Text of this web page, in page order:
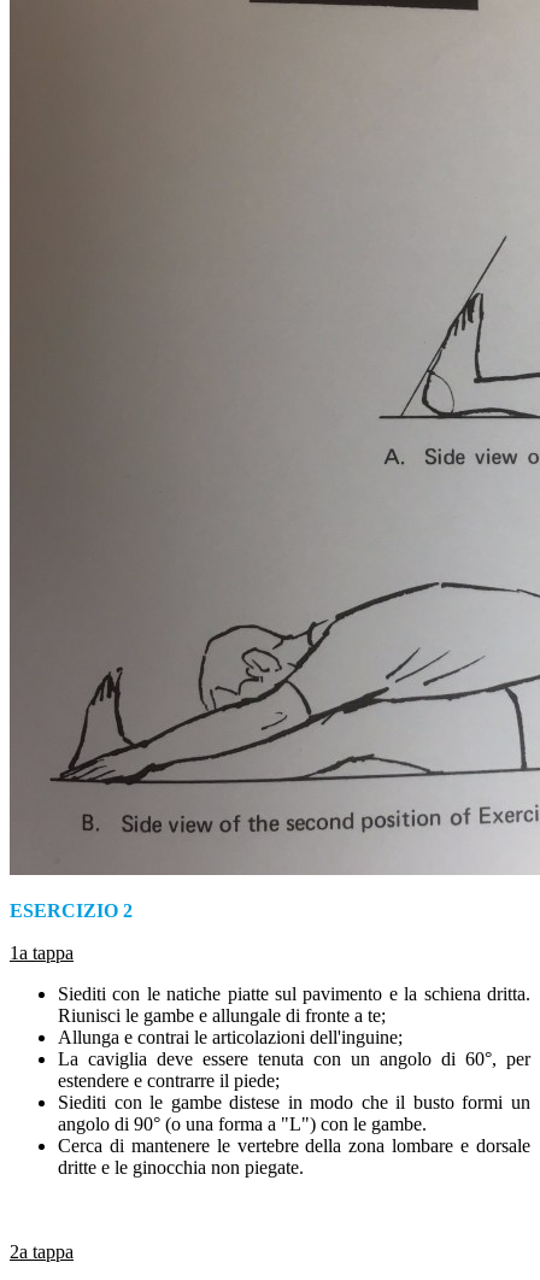
ESERCIZIO 2
1a tappa
Siediti con le natiche piatte sul pavimento e la schiena dritta.
Riunisci le gambe e allungale di fronte a te;
Allunga e contrai le articolazioni dell'inguine;
La caviglia deve essere tenuta con un angolo di 60°, per
estendere e contrarre il piede;
Siediti con le gambe distese in modo che il busto formi un
angolo di 90° (o una forma a "L") con le gambe.
Cerca di mantenere le vertebre della zona lombare e dorsale
dritte e le ginocchia non piegate.
2a tappa